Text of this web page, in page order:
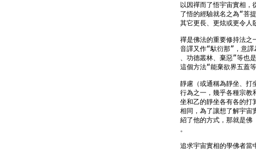
以因禪而了悟宇宙實相，
了悟的經驗就名之為“菩
其它更長、更炫或更令人
禪是佛法的重要修持法之
音譯又作“馱衍那”，意
、功德叢林、棄惡”等也
這個方法“能棄欲界五蓋
靜慮（或通稱為靜坐、打
行為之一，幾乎各種宗教
坐和乙的靜坐各有各的打
相同，為了讓想了解宇宙
紹了他的方式，那就是佛
。
追求宇宙實相的學佛者當